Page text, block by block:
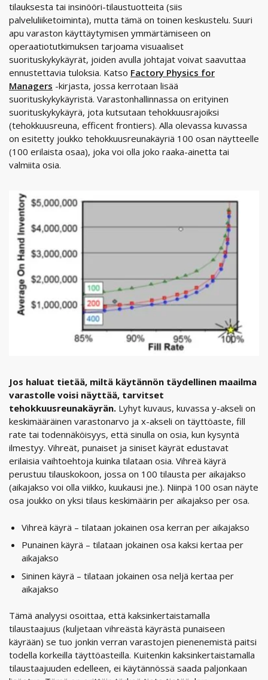
tilauksesta tai insinööri-tilaustuotteita (siis
palveluliiketoiminta), mutta tämä on toinen keskustelu. Suuri
apu varaston käyttäytymisen ymmärtämiseen on
operaatiotutkimuksen tarjoama visuaaliset
suorituskykykäyrät, joiden avulla johtajat voivat saavuttaa
ennustettavia tuloksia. Katso Factory Physics for
Managers -kirjasta, jossa kerrotaan lisää
suorituskykykäyristä. Varastonhallinnassa on erityinen
suorituskykykäyrä, jota kutsutaan tehokkuusrajoiksi
(tehokkuusreuna, efficent frontiers). Alla olevassa kuvassa
on esitetty joukko tehokkuusreunakäyriä 100 osan näytteelle
(100 erilaista osaa), joka voi olla joko raaka-ainetta tai
valmiita osia.
Jos haluat tietää, miltä käytännön täydellinen maailma
varastolle voisi näyttää, tarvitset
tehokkuusreunakäyrän. Lyhyt kuvaus, kuvassa y-akseli on
keskimääräinen varastonarvo ja x-akseli on täyttöaste, fill
rate tai todennäköisyys, että sinulla on osia, kun kysyntä
ilmestyy. Vihreät, punaiset ja siniset käyrät edustavat
erilaisia vaihtoehtoja kuinka tilataan osia. Vihreä käyrä
perustuu tilauskokoon, jossa on 100 tilausta per aikajakso
(aikajakso voi olla viikko, kuukausi jne.). Niinpä 100 osan näyte
osa joukko on yksi tilaus keskimäärin per aikajakso per osa.
Vihreä käyrä – tilataan jokainen osa kerran per aikajakso
Punainen käyrä – tilataan jokainen osa kaksi kertaa per
aikajakso
Sininen käyrä – tilataan jokainen osa neljä kertaa per
aikajakso
Tämä analyysi osoittaa, että kaksinkertaistamalla
tilaustaajuus (kuljetaan vihreästä käyrästä punaiseen
käyrään) se tuo jonkin verran varastojen pienenemistä paitsi
todella korkeilla täyttöasteilla. Kuitenkin kaksinkertaistamalla
tilaustaajuuden edelleen, ei käytännössä saada paljonkaan